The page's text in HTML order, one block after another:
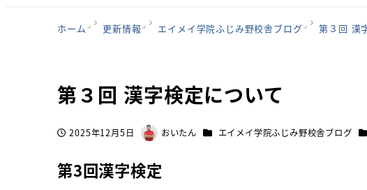
ホーム 更新情報 エイメイ学院ふじみ野校舎ブログ 第３回 漢
第３回 漢字検定について
投稿日2025年12月5日
著
おいたん カテゴリー
エイメイ学院ふじみ野校舎ブログ
第3回漢字検定